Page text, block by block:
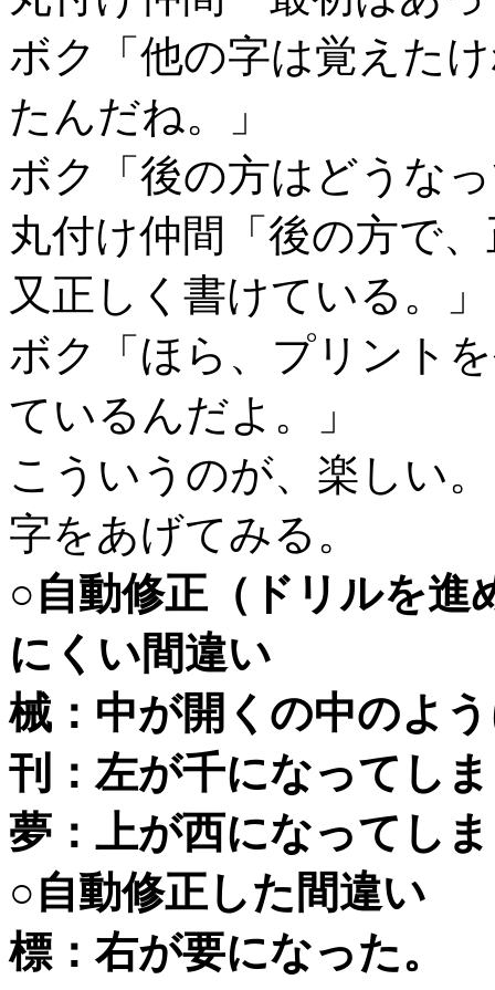
ボク「他の字は覚えた
たんだね。」
ボク「後の方はどうな
丸付け仲間「後の方で
又正しく書けている。」
ボク「ほら、プリント
ているんだよ。」
こういうのが、楽しい
字をあげてみる。
○自動修正（ドリルを進
にくい間違い
械：中が開くの中のよ
刊：左が千になってし
夢：上が西になってし
○自動修正した間違い
標：右が要になった。